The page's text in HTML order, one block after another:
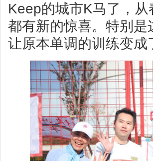
Keep的城市K马了，
都有新的惊喜。特别
让原本单调的训练变